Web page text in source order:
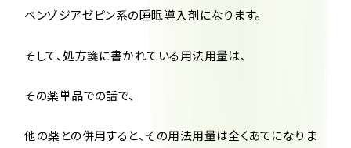
ベンゾジアゼピン系の睡眠導入剤になります。
そして、処方箋に書かれている用法用量は、
その薬単品での話で、
他の薬との併用すると、その用法用量は全くあてになりま